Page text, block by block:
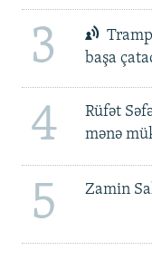
3
başa
4
Rüfət
mənə
5 Zamin